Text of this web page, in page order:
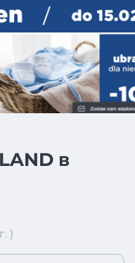
в
)